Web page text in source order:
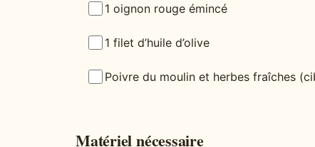
1 oignon rouge émincé
1 filet d’huile d’olive
Poivre du moulin et herbes fraîches
Matériel nécessaire